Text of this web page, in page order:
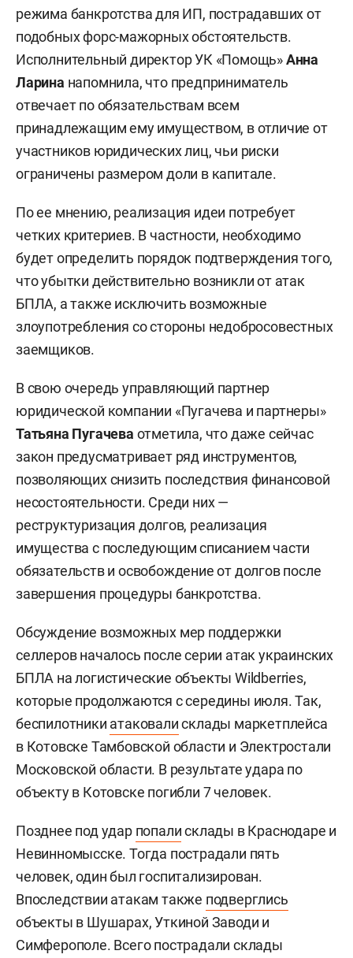
режима банкротства для ИП, пострадавших от
подобных форс-мажорных обстоятельств.
Исполнительный директор УК «Помощь»Анна
Ларина напомнила, что предприниматель
отвечает по обязательствам всем
принадлежащим ему имуществом, в отличие от
участников юридических лиц, чьи риски
ограничены размером доли в капитале.
По ее мнению, реализация идеи потребует
четких критериев. В частности, необходимо
будет определить порядок подтверждения того,
что убытки действительно возникли от атак
БПЛА, а также исключить возможные
злоупотребления со стороны недобросовестных
заемщиков.
В свою очередь управляющий партнер
юридической компании «Пугачева и партнеры»
Татьяна Пугачева отметила, что даже сейчас
закон предусматривает ряд инструментов,
позволяющих снизить последствия финансовой
несостоятельности. Среди них —
реструктуризация долгов, реализация
имущества с последующим списанием части
обязательств и освобождение от долгов после
завершения процедуры банкротства.
Обсуждение возможных мер поддержки
селлеров началось после серии атак украинских
БПЛА на логистические объекты Wildberries,
которые продолжаются с середины июля. Так,
беспилотники атаковалисклады маркетплейса
в Котовске Тамбовской области и Электростали
Московской области. В результате удара по
объекту в Котовске погибли 7 человек.
Позднее под удар попалисклады в Краснодаре и
Невинномысске. Тогда пострадали пять
человек, один был госпитализирован.
Впоследствии атакам также подверглись
объекты в Шушарах, Уткиной Заводи и
Симферополе. Всего пострадали склады